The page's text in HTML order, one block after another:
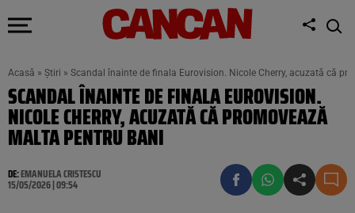
Acasă » Știri » Scandal înainte de finala Eurovision. Nicole Cherry, acuzată că
SCANDAL ÎNAINTE DE FINALA EUROVISION.
NICOLE CHERRY, ACUZATĂ CĂ PROMOVEAZĂ
MALTA PENTRU BANI
DE:EMANUELA CRISTESCU
15/05/2026 | 09:54